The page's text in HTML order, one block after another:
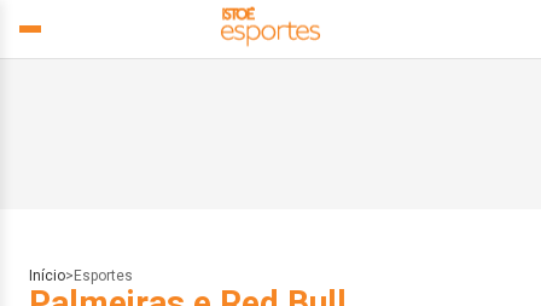
Início> Esportes